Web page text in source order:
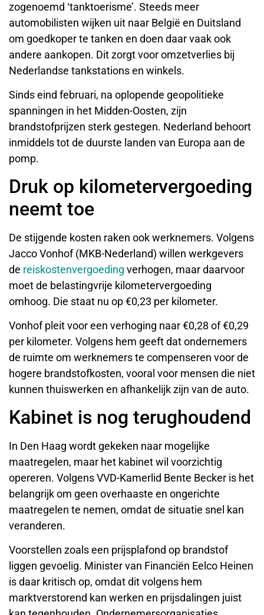
zogenoemd ‘tanktoerisme’. Steeds meer
automobilisten wijken uit naar België en Duitsland
om goedkoper te tanken en doen daar vaak ook
andere aankopen. Dit zorgt voor omzetverlies bij
Nederlandse tankstations en winkels.
Sinds eind februari, na oplopende geopolitieke
spanningen in het Midden-Oosten, zijn
brandstofprijzen sterk gestegen. Nederland behoort
inmiddels tot de duurste landen van Europa aan de
pomp.
Druk op kilometervergoeding
neemt toe
De stijgende kosten raken ook werknemers. Volgens
Jacco Vonhof (MKB-Nederland) willen werkgevers
de reiskostenvergoeding verhogen, maar daarvoor
moet de belastingvrije kilometervergoeding
omhoog. Die staat nu op €0,23 per kilometer.
Vonhof pleit voor een verhoging naar €0,28 of €0,29
per kilometer. Volgens hem geeft dat ondernemers
de ruimte om werknemers te compenseren voor de
hogere brandstofkosten, vooral voor mensen die niet
kunnen thuiswerken en afhankelijk zijn van de auto.
Kabinet is nog terughoudend
In Den Haag wordt gekeken naar mogelijke
maatregelen, maar het kabinet wil voorzichtig
opereren. Volgens VVD-Kamerlid Bente Becker is het
belangrijk om geen overhaaste en ongerichte
maatregelen te nemen, omdat de situatie snel kan
veranderen.
Voorstellen zoals een prijsplafond op brandstof
liggen gevoelig. Minister van Financiën Eelco Heinen
is daar kritisch op, omdat dit volgens hem
marktverstorend kan werken en prijsdalingen juist